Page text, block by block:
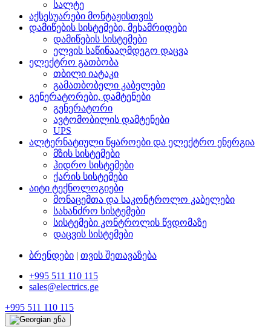
სალტე
აქსესუარები მონტაჟისთვის
დამიწების სისტემები, მეხამრიდები
დამიწების სისტემები
ელვის საწინააღმდეგო დაცვა
ელექტრო გათბობა
თბილი იატაკი
გამათბობელი კაბელები
გენერატორები, დამტენები
გენერატორი
ავტომობილის დამტენები
UPS
ალტერნატიული წყაროები და ელექტრო ენერგია
მზის სისტემები
ჰიდრო სისტემები
ქარის სისტემები
აიტი ტექნოლოგიები
მონაცემთა და საკონტროლო კაბელები
სახანძრო სისტემები
სისტემები კონტროლის წვდომაზე
დაცვის სისტემები
ბრენდები | თვის შეთავაზება
+995 511 110 115
sales@electrics.ge
+995 511 110 115
ენა